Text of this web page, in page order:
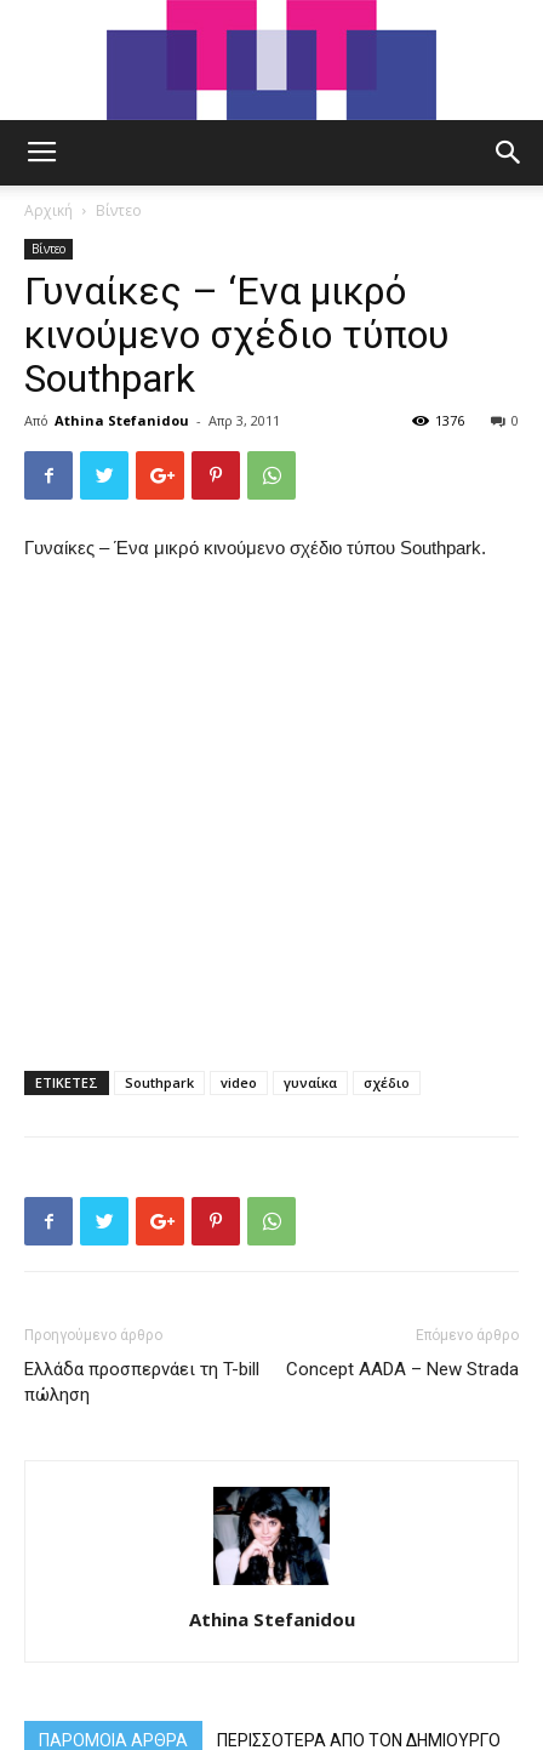
Αρχική Βίντεο
Βίντεο
Γυναίκες – ‘Ενα μικρό
κινούμενο σχέδιο τύπου
Southpark
Από Athina Stefanidou - Απρ 3, 2011 0
1376
Γυναίκες – Ένα μικρό κινούμενο σχέδιο τύπου Southpark.
ΕΤΙΚΕΤΕΣ Southpark video γυναίκα σχέδιο
Προηγούμενο άρθρο
Ελλάδα προσπερνάει τη T-bill
πώληση
Επόμενο άρθρο
Concept AADA – New Strada
Athina Stefanidou
ΠΑΡΟΜΟΙΑ ΑΡΘΡΑ ΠΕΡΙΣΣΟΤΕΡΑ ΑΠΟ ΤΟΝ ΔΗΜΙΟΥΡΓΟ